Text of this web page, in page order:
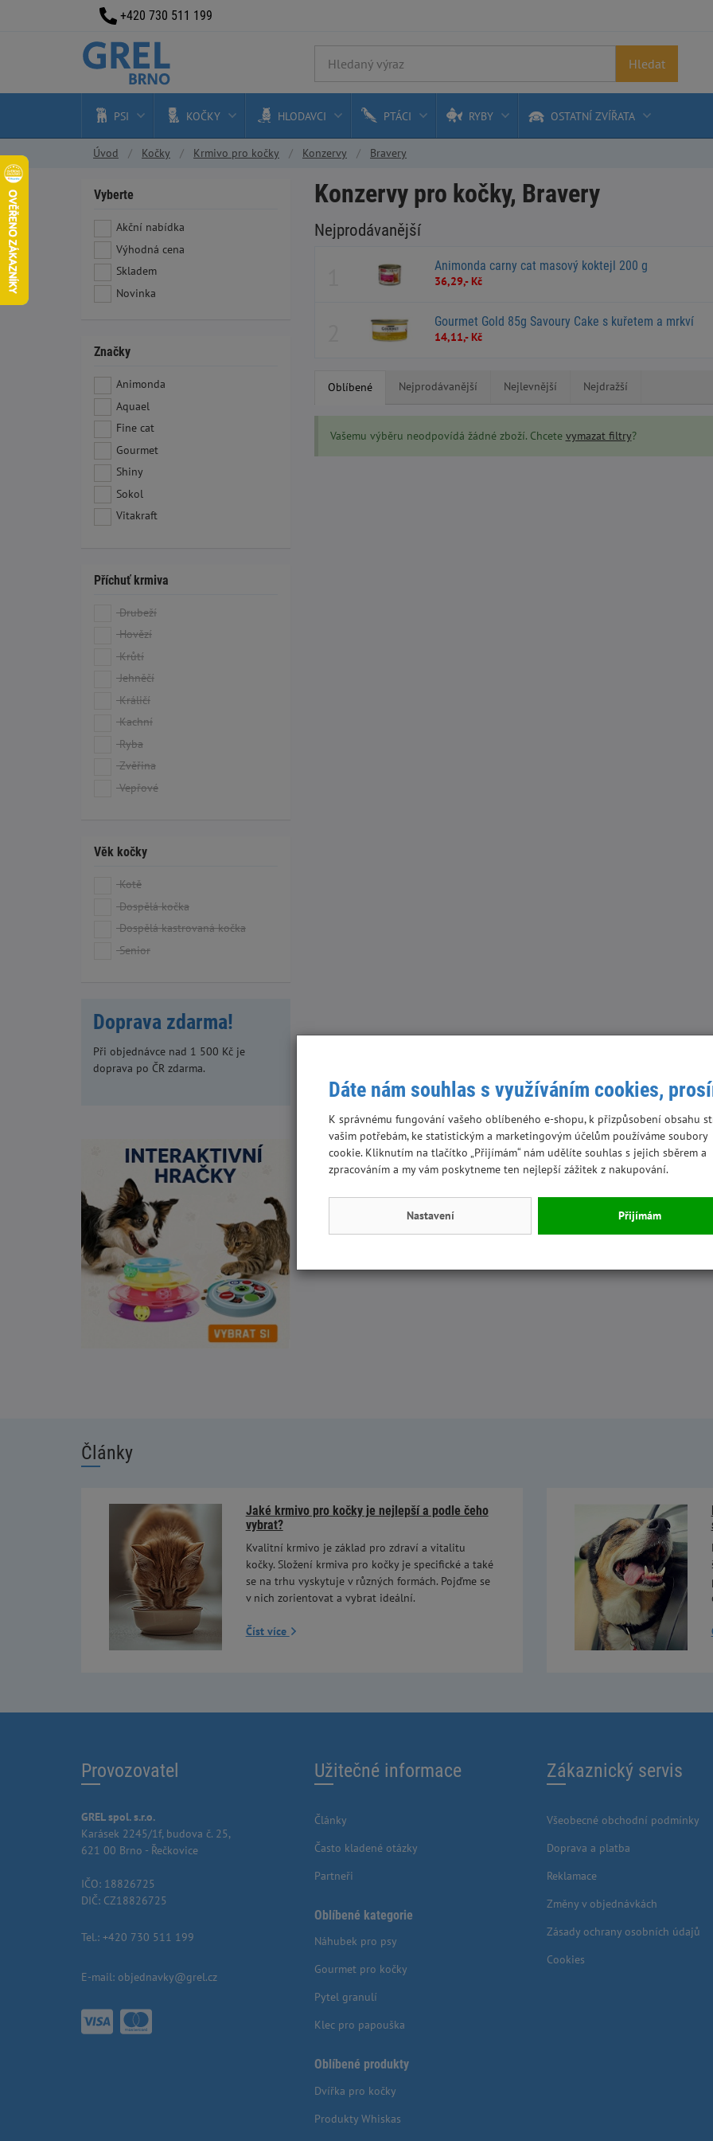
Hledat
PSI KOČKY HLODAVCI PTÁCI RYBY OSTATNÍ ZVÍŘATA
Úvod Kočky Krmivo pro kočky Konzervy Bravery
Konzervy pro kočky, Bravery
Nejprodávanější
Animonda carny cat masový koktejl 200 g
36,29,- Kč
Gourmet Gold 85g Savoury Cake s kuřetem a mrkví
14,11,- Kč
Oblíbené Nejprodávanější Nejlevnější Nejdražší
Vašemu výběru neodpovídá žádné zboží. Chcete vymazat filtry?
Vyberte
Akční nabídka
Výhodná cena
Skladem
Novinka
Značky
Animonda
Aquael
Fine cat
Gourmet
Shiny
Sokol
Vitakraft
Příchuť krmiva
Drubeží
Hovězí
Krůtí
Jehněčí
Králičí
Kachní
Ryba
Zvěřina
Vepřové
Věk kočky
Kotě
Dospělá kočka
Dospělá kastrovaná kočka
Senior
Doprava zdarma!
Při objednávce nad 1 500 Kč je
doprava po ČR zdarma.
Články
Jaké krmivo pro kočky je nejlepší a podle čeho
vybrat?
Kvalitní krmivo je základ pro zdraví a vitalitu
kočky. Složení krmiva pro kočky je specifické a také
se na trhu vyskytuje v různých formách. Pojďme se
v nich zorientovat a vybrat ideální.
Číst více
Provozovatel
GREL spol. s.r.o.
Karásek 2245/1f, budova č. 25,
621 00 Brno - Řečkovice
IČO: 18826725
DIČ: CZ18826725
Tel.: +420 730 511 199
E-mail: objednavky@grel.cz
Užitečné informace
Články
Často kladené otázky
Partneři
Oblíbené kategorie
Náhubek pro psy
Gourmet pro kočky
Pytel granulí
Klec pro papouška
Oblíbené produkty
Dvířka pro kočky
Produkty Whiskas
Zákaznický servis
Všeobecné obchodní podmínky
Doprava a platba
Reklamace
Změny v objednávkách
Zásady ochrany osobních údajů
Cookies
+420 730 511 199
Dáte nám souhlas s využíváním cookies,
K správnému fungování vašeho oblíbeného e-shopu, k přizpůsobení obsahu
vašim potřebám, ke statistickým a marketingovým účelům používáme soubory
cookie. Kliknutím na tlačítko „Přijímám“ nám udělíte souhlas s jejich sběrem a
zpracováním a my vám poskytneme ten nejlepší zážitek z nakupování.
Nastavení Přijímám